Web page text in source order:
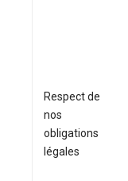
Respect de
nos
obligations
légales